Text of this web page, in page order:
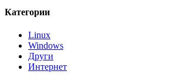
Категории
Linux
Windows
Други
Интернет